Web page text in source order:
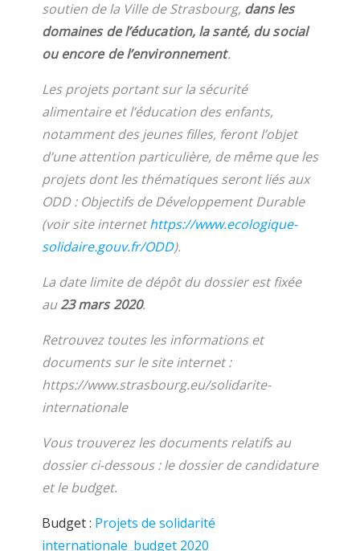
soutien de la Ville de Strasbourg, dans les
domaines de l’éducation, la santé, du social
ou encore de l’environnement.
Les projets portant sur la sécurité
alimentaire et l’éducation des enfants,
notamment des jeunes filles, feront l’objet
d’une attention particulière, de même que les
projets dont les thématiques seront liés aux
ODD : Objectifs de Développement Durable
(voir site internethttps://www.ecologique-
solidaire.gouv.fr/ODD).
La date limite de dépôt du dossier est fixée
au23 mars 2020.
Retrouvez toutes les informations et
documents sur le site internet :
https://www.strasbourg.eu/solidarite-
internationale
Vous trouverez les documents relatifs au
dossier ci-dessous : le dossier de candidature
et le budget.
Budget : Projets de solidarité
internationale_budget 2020